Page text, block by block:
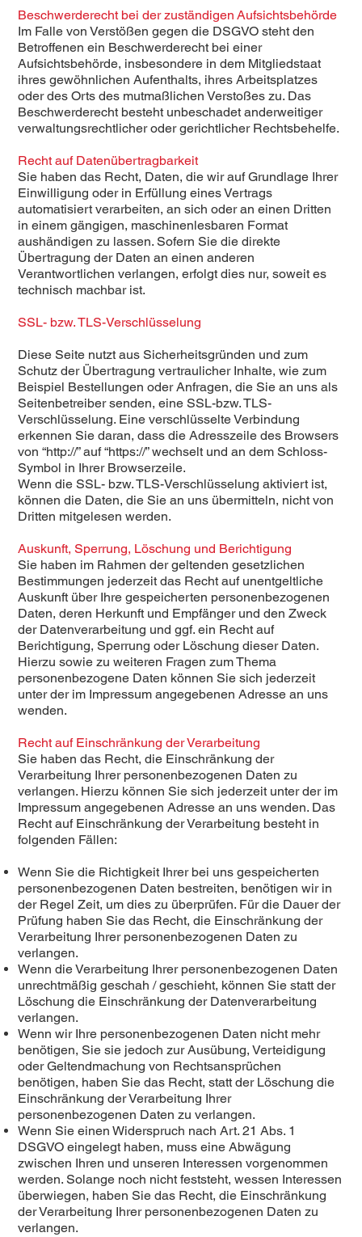
Beschwerderecht bei der zuständigen Aufsichtsbehörde
Im Falle von Verstößen gegen die DSGVO steht den
Betroffenen ein Beschwerderecht bei einer
Aufsichtsbehörde, insbesondere in dem Mitgliedstaat
ihres gewöhnlichen Aufenthalts, ihres Arbeitsplatzes
oder des Orts des mutmaßlichen Verstoßes zu. Das
Beschwerderecht besteht unbeschadet anderweitiger
verwaltungsrechtlicher oder gerichtlicher Rechtsbehelfe.
Recht auf Datenübertragbarkeit
Sie haben das Recht, Daten, die wir auf Grundlage Ihrer
Einwilligung oder in Erfüllung eines Vertrags
automatisiert verarbeiten, an sich oder an einen Dritten
in einem gängigen, maschinenlesbaren Format
aushändigen zu lassen. Sofern Sie die direkte
Übertragung der Daten an einen anderen
Verantwortlichen verlangen, erfolgt dies nur, soweit es
technisch machbar ist.
SSL- bzw. TLS-Verschlüsselung
Diese Seite nutzt aus Sicherheitsgründen und zum
Schutz der Übertragung vertraulicher Inhalte, wie zum
Beispiel Bestellungen oder Anfragen, die Sie an uns als
Seitenbetreiber senden, eine SSL-bzw. TLS-
Verschlüsselung. Eine verschlüsselte Verbindung
erkennen Sie daran, dass die Adresszeile des Browsers
von “http://” auf “https://” wechselt und an dem Schloss-
Symbol in Ihrer Browserzeile.
Wenn die SSL- bzw. TLS-Verschlüsselung aktiviert ist,
können die Daten, die Sie an uns übermitteln, nicht von
Dritten mitgelesen werden.
Auskunft, Sperrung, Löschung und Berichtigung
Sie haben im Rahmen der geltenden gesetzlichen
Bestimmungen jederzeit das Recht auf unentgeltliche
Auskunft über Ihre gespeicherten personenbezogenen
Daten, deren Herkunft und Empfänger und den Zweck
der Datenverarbeitung und ggf. ein Recht auf
Berichtigung, Sperrung oder Löschung dieser Daten.
Hierzu sowie zu weiteren Fragen zum Thema
personenbezogene Daten können Sie sich jederzeit
unter der im Impressum angegebenen Adresse an uns
wenden.
Recht auf Einschränkung der Verarbeitung
Sie haben das Recht, die Einschränkung der
Verarbeitung Ihrer personenbezogenen Daten zu
verlangen. Hierzu können Sie sich jederzeit unter der im
Impressum angegebenen Adresse an uns wenden. Das
Recht auf Einschränkung der Verarbeitung besteht in
folgenden Fällen:
Wenn Sie die Richtigkeit Ihrer bei uns gespeicherten
personenbezogenen Daten bestreiten, benötigen wir in
der Regel Zeit, um dies zu überprüfen. Für die Dauer der
Prüfung haben Sie das Recht, die Einschränkung der
Verarbeitung Ihrer personenbezogenen Daten zu
verlangen.
Wenn die Verarbeitung Ihrer personenbezogenen Daten
unrechtmäßig geschah / geschieht, können Sie statt der
Löschung die Einschränkung der Datenverarbeitung
verlangen.
Wenn wir Ihre personenbezogenen Daten nicht mehr
benötigen, Sie sie jedoch zur Ausübung, Verteidigung
oder Geltendmachung von Rechtsansprüchen
benötigen, haben Sie das Recht, statt der Löschung die
Einschränkung der Verarbeitung Ihrer
personenbezogenen Daten zu verlangen.
Wenn Sie einen Widerspruch nach Art. 21 Abs. 1
DSGVO eingelegt haben, muss eine Abwägung
zwischen Ihren und unseren Interessen vorgenommen
werden. Solange noch nicht feststeht, wessen Interessen
überwiegen, haben Sie das Recht, die Einschränkung
der Verarbeitung Ihrer personenbezogenen Daten zu
verlangen.